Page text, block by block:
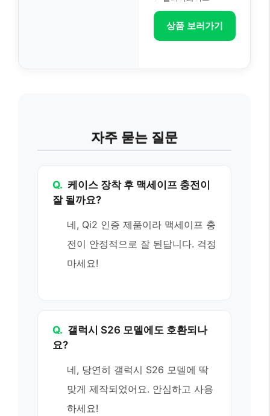
상품 보러가기
자주 묻는 질문
Q. 케이스 장착 후 맥세이프 충전이
잘 될까요?
네, Qi2 인증 제품이라 맥세이프 충
전이 안정적으로 잘 된답니다. 걱정
마세요!
Q. 갤럭시 S26 모델에도 호환되나
요?
네, 당연히 갤럭시 S26 모델에 딱
맞게 제작되었어요. 안심하고 사용
하세요!